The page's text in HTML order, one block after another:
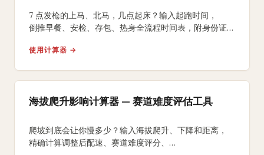
7 点发枪的上马、北马，几点起床？输入起跑时间，
倒推早餐、安检、存包、热身全流程时间表，附身份证、
使用计算器 →
海拔爬升影响计算器 — 赛道难度评估工具
爬坡到底会让你慢多少？输入海拔爬升、下降和距离，
精确计算调整后配速、赛道难度评分、